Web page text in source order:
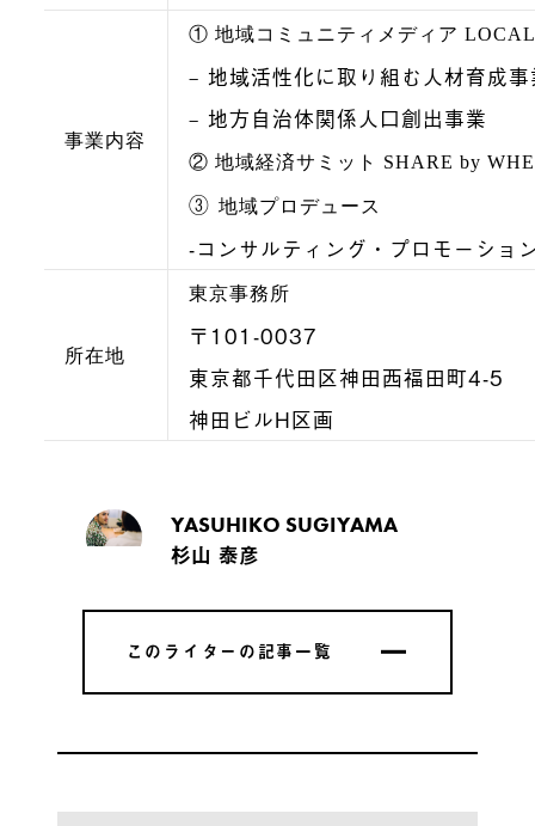
事業内容
① 地域コミュニティメディア
– 地域活性化に取り組む人材育成
– 地方自治体関係人口創出事業
② 地域経済サミット SHARE by
③地域プロデュース
-コンサルティング・プロモーショ
所在地
東京事務所
〒101-0037
東京都千代田区神田西福田町4-5
神田ビルH区画
YASUHIKO SUGIYAMA
杉山 泰彦
このライターの記事一覧
このライターの記事一覧